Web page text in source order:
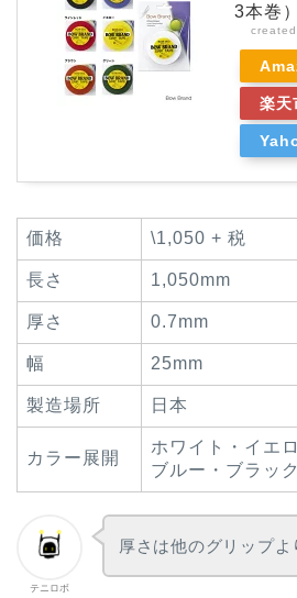
3本巻
楽天
価格 \1,050 + 税
長さ 1,050mm
厚さ 0.7mm
幅 25mm
製造場所 日本
カラー展開
ホワイト・イエ
ブルー・ブラッ
テニロボ
厚さは他のグリップよ